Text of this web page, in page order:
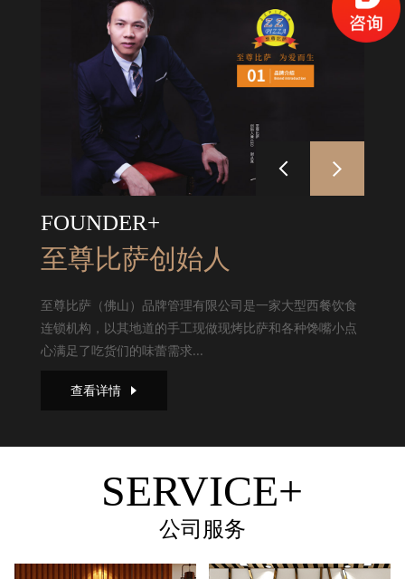
FOUNDER+
至尊比萨创始人
至尊比萨（佛山）品牌管理有限公司是一家大型西餐饮食
连锁机构，以其地道的手工现做现烤比萨和各种馋嘴小点
心满足了吃货们的味蕾需求...
查看详情
SERVICE+
公司服务